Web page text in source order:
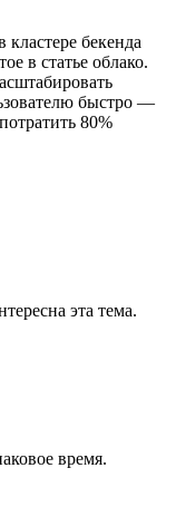
бекенда
в статье облако.
быстро —
80%
эта тема.
время.